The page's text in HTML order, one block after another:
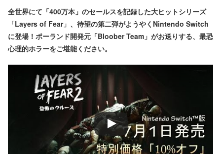
全世界にて「400万本」のセールスを記録した大ヒットシリーズ
「Layers of Fear」、待望の第二弾がようやくNintendo Switch
に登場！ポーランド開発元「Bloober Team」がお送りする、最恐
心理的ホラーをご堪能ください。